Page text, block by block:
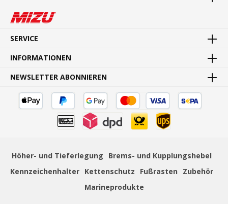
SCHNELLE LIEFERUNG
Schnelle und bequeme Lieferung von Tür zu Tür
ZAHLUNGSSICHERHEIT
Mehrere sichere Zahlungsmethoden
SERVICE
INFORMATIONEN
NEWSLETTER ABONNIEREN
Höher- und Tieferlegung
Brems- und Kupplungshebel
Kennzeichenhalter
Kettenschutz Fußrasten
Zubehör
Marineprodukte